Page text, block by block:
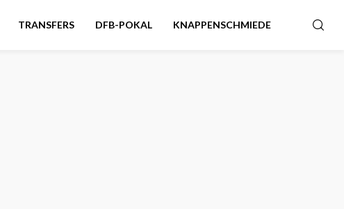
TRANSFERS DFB-POKAL KNAPPENSCHMIEDE